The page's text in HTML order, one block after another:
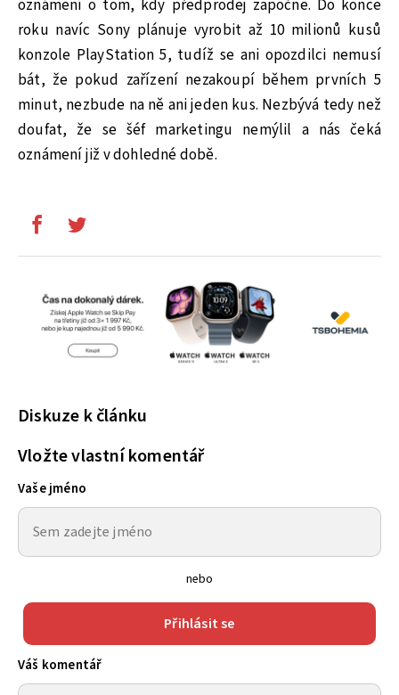
oznámení o tom, kdy předprodej započne. Do konce
roku navíc Sony plánuje vyrobit až 10 milionů kusů
konzole PlayStation 5, tudíž se ani opozdilci nemusí
bát, že pokud zařízení nezakoupí během prvních 5
minut, nezbude na ně ani jeden kus. Nezbývá tedy než
doufat, že se šéf marketingu nemýlil a nás čeká
oznámení již v dohledné době.
Diskuze k článku
Vložte vlastní komentář
Vaše jméno
nebo
Přihlásit se
Váš komentář